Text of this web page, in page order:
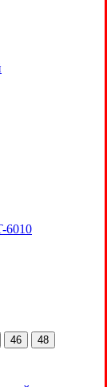
6010
46 48